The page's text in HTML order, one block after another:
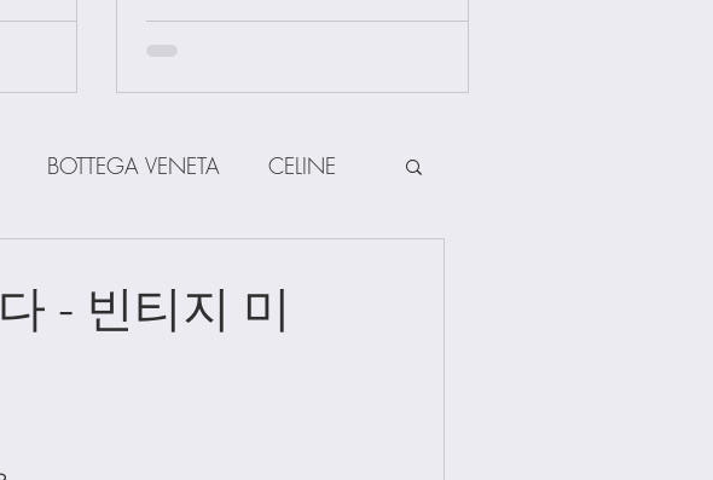
BOTTEGA VENETA CELINE
- 빈티지 미